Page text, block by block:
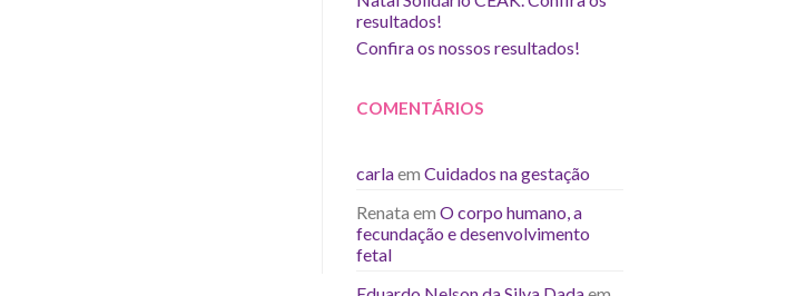
resultados!
Confira os nossos resultados!
COMENTÁRIOS
carlaem Cuidados na gestação
Renata em O corpo humano, a
fecundação e desenvolvimento
fetal